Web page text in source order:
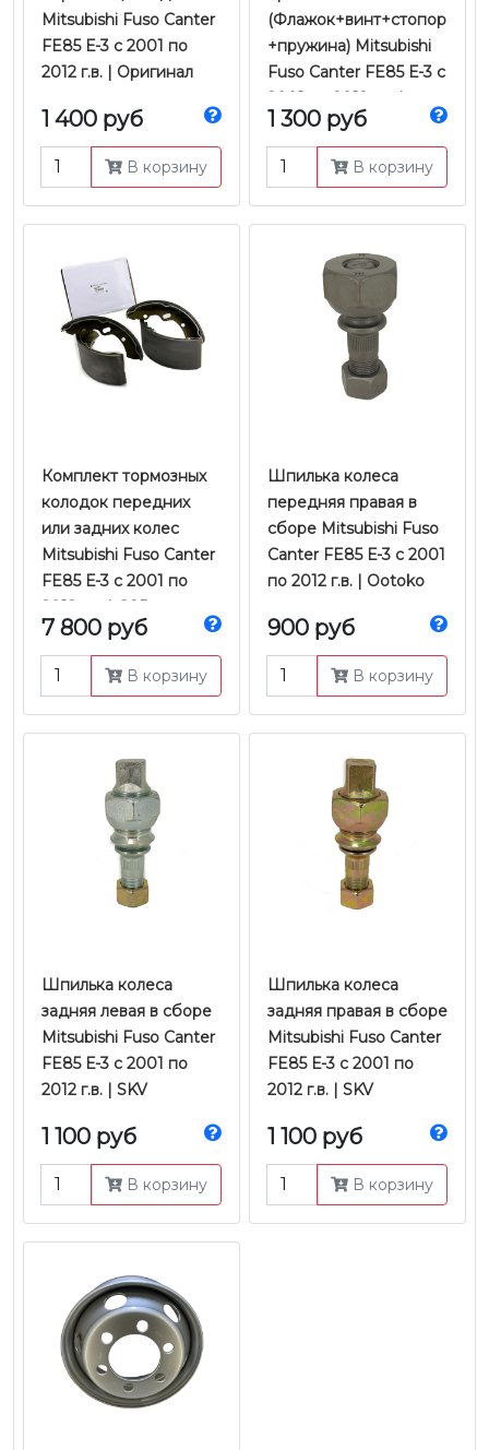
Mitsubishi Fuso Canter
FE85 Е-3 с 2001 по
2012 г.в. | Оригинал
1 400 руб
В корзину
(Флажок+винт+стопор
+пружина) Mitsubishi
Fuso Canter FE85 Е-3 с
2001 по 2012 г.в. |
Proper
1 300 руб
В корзину
Комплект тормозных
колодок передних
или задних колес
Mitsubishi Fuso Canter
FE85 Е-3 с 2001 по
2012 г.в. | GSP
7 800 руб
В корзину
Шпилька колеса
передняя правая в
сборе Mitsubishi Fuso
Canter FE85 Е-3 с 2001
по 2012 г.в. | Ootoko
900 руб
В корзину
Шпилька колеса
задняя левая в сборе
Mitsubishi Fuso Canter
FE85 Е-3 с 2001 по
2012 г.в. | SKV
1 100 руб
В корзину
Шпилька колеса
задняя правая в сборе
Mitsubishi Fuso Canter
FE85 Е-3 с 2001 по
2012 г.в. | SKV
1 100 руб
В корзину